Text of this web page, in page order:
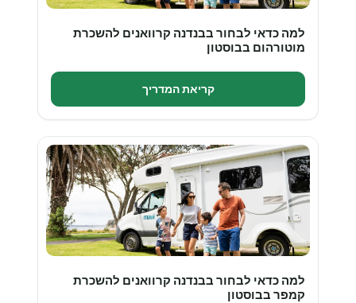
למה כדאי לבחור בבנדנה קרוואנים להשכרת
מוטורהום בבוסטון
קריאת המדריך
למה כדאי לבחור בבנדנה קרוואנים להשכרת
קמפר בבוסטון